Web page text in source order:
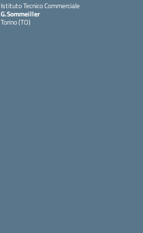
Istituto Tecnico Commerciale
G.Sommeiller
Torino (TO)